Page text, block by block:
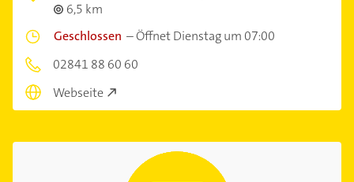
6,5 km
Geschlossen –Öffnet Dienstag um 07:00
02841 88 60 60
Webseite